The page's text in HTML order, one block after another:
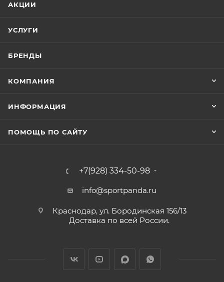
АКЦИИ
УСЛУГИ
БРЕНДЫ
КОМПАНИЯ
ИНФОРМАЦИЯ
ПОМОЩЬ ПО САЙТУ
+7(928) 334-50-98
info@sportpanda.ru
Краснодар, ул. Бородинская 156/13
Доставка по всей России.